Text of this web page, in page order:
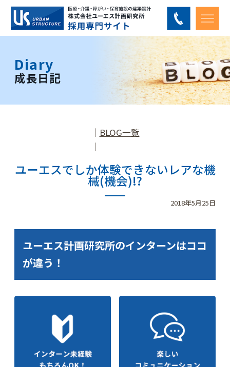
Diary
成長日記
│ BLOG一覧
│
ユーエスでしか体験できないレアな機
械(機会)!?
2018年5月25日
ユーエス計画研究所のインターンはココ
が違う！